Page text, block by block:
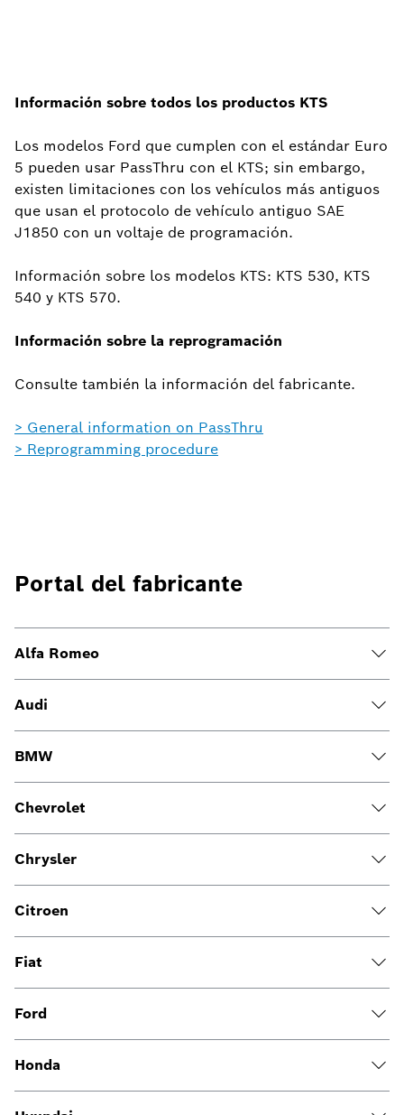
Información sobre todos los productos KTS
Los modelos Ford que cumplen con el estándar Euro
5 pueden usar PassThru con el KTS; sin embargo,
existen limitaciones con los vehículos más antiguos
que usan el protocolo de vehículo antiguo SAE
J1850 con un voltaje de programación.
Información sobre los modelos KTS: KTS 530, KTS
540 y KTS 570.
Información sobre la reprogramación
Consulte también la información del fabricante.
> General information on PassThru
> Reprogramming procedure
Portal del fabricante
Alfa Romeo
Audi
BMW
Chevrolet
Chrysler
Citroen
Fiat
Ford
Honda